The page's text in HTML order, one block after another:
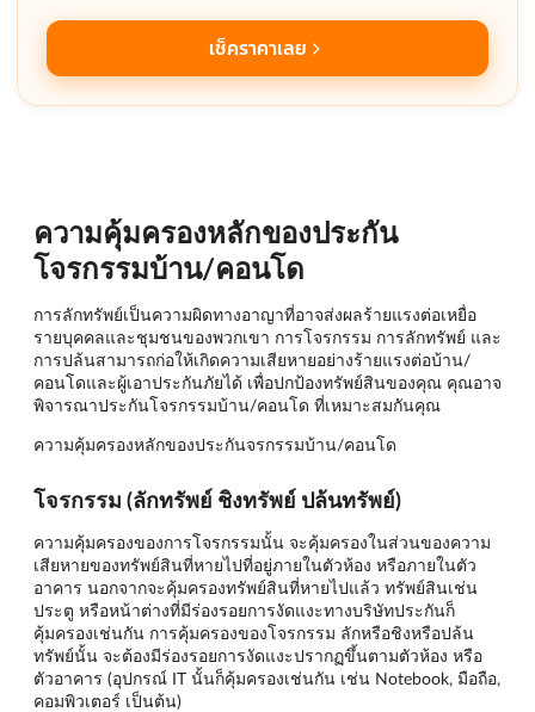
เช็คราคาเลย
ความคุ้มครองหลักของประกัน
โจรกรรมบ้าน/คอนโด
การลักทรัพย์เป็นความผิดทางอาญาที่อาจส่งผลร้ายแรงต่อเหยื่อ
รายบุคคลและชุมชนของพวกเขา การโจรกรรม การลักทรัพย์ และ
การปล้นสามารถก่อให้เกิดความเสียหายอย่างร้ายแรงต่อบ้าน/
คอนโดและผู้เอาประกันภัยได้ เพื่อปกป้องทรัพย์สินของคุณ คุณอาจ
พิจารณาประกันโจรกรรมบ้าน/คอนโด ที่เหมาะสมกันคุณ
ความคุ้มครองหลักของประกันจรกรรมบ้าน/คอนโด
โจรกรรม (ลักทรัพย์ ชิงทรัพย์ ปล้นทรัพย์)
ความคุ้มครองของการโจรกรรมนั้น จะคุ้มครองในส่วนของความ
เสียหายของทรัพย์สินที่หายไปที่อยู่ภายในตัวห้อง หรือภายในตัว
อาคาร นอกจากจะคุ้มครองทรัพย์สินที่หายไปแล้ว ทรัพย์สินเช่น
ประตู หรือหน้าต่างที่มีร่องรอยการงัดแงะทางบริษัทประกันก็
คุ้มครองเช่นกัน การคุ้มครองของโจรกรรม ลักหรือชิงหรือปล้น
ทรัพย์นั้น จะต้องมีร่องรอยการงัดแงะปรากฏขึ้นตามตัวห้อง หรือ
ตัวอาคาร (อุปกรณ์ IT นั้นก็คุ้มครองเช่นกัน เช่น Notebook, มือถือ,
คอมพิวเตอร์ เป็นต้น)